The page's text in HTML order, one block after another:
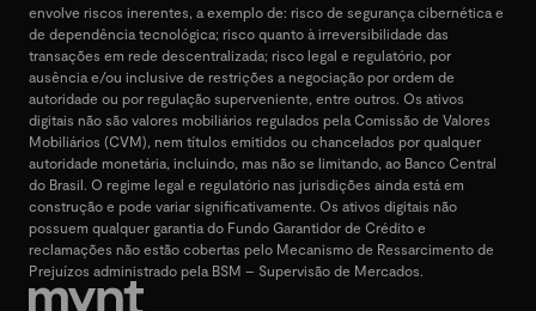
envolve riscos inerentes, a exemplo de: risco de segurança cibernética e
de dependência tecnológica; risco quanto à irreversibilidade das
transações em rede descentralizada; risco legal e regulatório, por
ausência e/ou inclusive de restrições a negociação por ordem de
autoridade ou por regulação superveniente, entre outros. Os ativos
digitais não são valores mobiliários regulados pela Comissão de Valores
Mobiliários (CVM), nem títulos emitidos ou chancelados por qualquer
autoridade monetária, incluindo, mas não se limitando, ao Banco Central
do Brasil. O regime legal e regulatório nas jurisdições ainda está em
construção e pode variar significativamente. Os ativos digitais não
possuem qualquer garantia do Fundo Garantidor de Crédito e
reclamações não estão cobertas pelo Mecanismo de Ressarcimento de
Prejuízos administrado pela BSM – Supervisão de Mercados.